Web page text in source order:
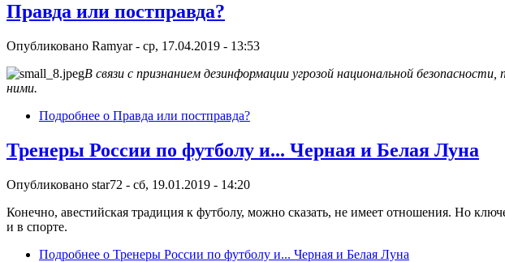
Правда или постправда?
Опубликовано Ramyar- ср, 17.04.2019 - 13:53
В связи с признанием дезинформации угрозой национальной
ними.
Подробнее о Правда или постправда?
Тренеры России по футболу и... Черная и Белая Луна
Опубликовано star72 - сб, 19.01.2019 - 14:20
Конечно, авестийская традиция к футболу, можно сказать, не имеет отношения. Но
и в спорте.
Подробнее о Тренеры России по футболу и... Черная и Белая Луна